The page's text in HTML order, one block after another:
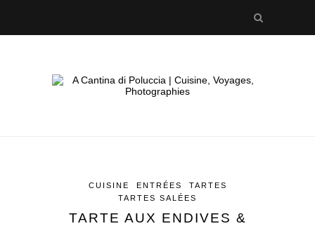
CUISINE ENTRÉES
TARTES
TARTES SALÉES
TARTE AUX ENDIVES &